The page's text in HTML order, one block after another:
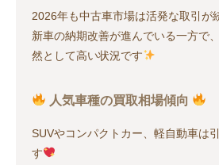
2026年も中古車市場は活発な取引が
新車の納期改善が進んでいる一方で
然として高い状況です
人気車種の買取相場傾向
SUVやコンパクトカー、軽自動車は
す